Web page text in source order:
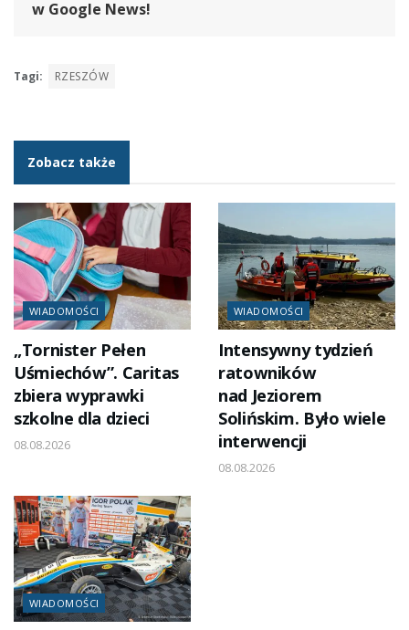
w Google News!
Tagi: RZESZÓW
Zobacz także
WIADOMOŚCI
„Tornister Pełen
Uśmiechów”. Caritas
zbiera wyprawki
szkolne dla dzieci
08.08.2026
WIADOMOŚCI
Intensywny tydzień
ratowników
nad Jeziorem
Solińskim. Było wiele
interwencji
08.08.2026
WIADOMOŚCI